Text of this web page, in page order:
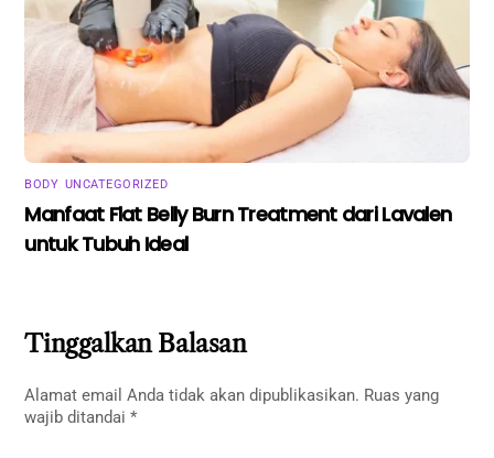
BODY, UNCATEGORIZED
Manfaat Flat Belly Burn Treatment dari Lavalen
untuk Tubuh Ideal
Tinggalkan Balasan
Alamat email Anda tidak akan dipublikasikan. Ruas yang
wajib ditandai*